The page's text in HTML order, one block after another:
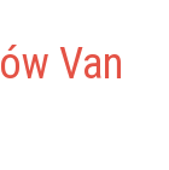
Van